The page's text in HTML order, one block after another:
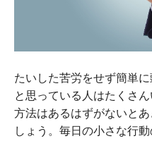
たいした苦労をせず簡単
と思っている人はたくさ
方法はあるはずがないと
しょう。毎日の小さな行